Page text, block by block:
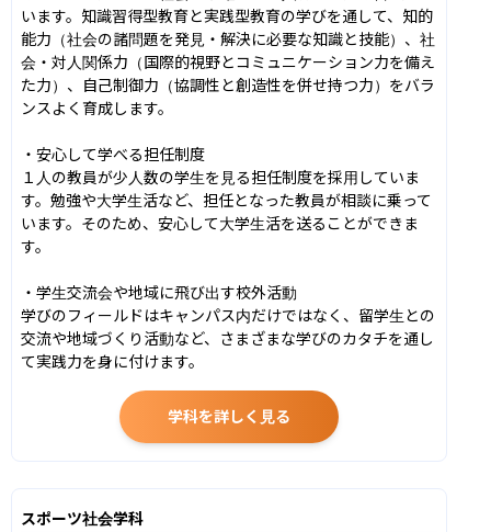
います。知識習得型教育と実践型教育の学びを通して、知的
能力（社会の諸問題を発見・解決に必要な知識と技能）、社
会・対人関係力（国際的視野とコミュニケーション力を備え
た力）、自己制御力（協調性と創造性を併せ持つ力）をバラ
ンスよく育成します。
・安心して学べる担任制度
１人の教員が少人数の学生を見る担任制度を採用していま
す。勉強や大学生活など、担任となった教員が相談に乗って
います。そのため、安心して大学生活を送ることができま
す。
・学生交流会や地域に飛び出す校外活動
学びのフィールドはキャンパス内だけではなく、留学生との
交流や地域づくり活動など、さまざまな学びのカタチを通し
て実践力を身に付けます。
学科を詳しく見る
スポーツ社会学科